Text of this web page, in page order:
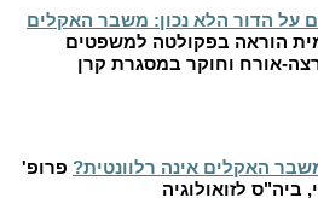
הדור הלא נכון: משבר האקלים
הוראה בפקולטה למשפטים
אורח וחוקר במסגרת קרן
האקלים אינה רלוונטית? פרופ'
ביה"ס לזואולוגיה